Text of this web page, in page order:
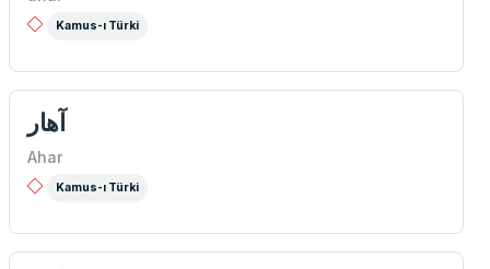
Kamus-ı Türki
آهار
Ahar
Kamus-ı Türki